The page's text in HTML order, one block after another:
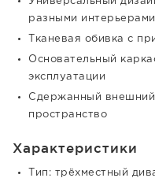
разными интерьерами
Тканевая обивка с
Основательный
эксплуатации
Сдержанный внешний
пространство
Характеристики
Тип: трёхместный